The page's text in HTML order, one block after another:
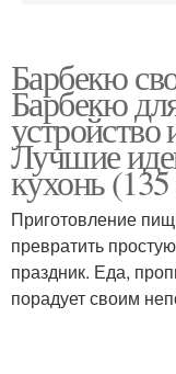
Металлические
Барбекю
Барбекю
Лучшие
кухонь
Приготовление
превратить
праздник. Еда,
порадует своим